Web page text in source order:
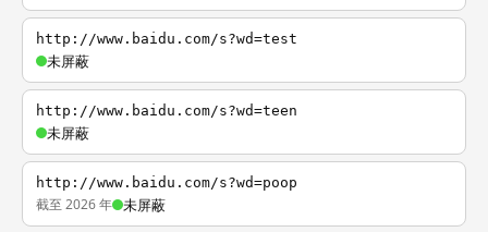
http://www.baidu.com/s?wd=test
未屏蔽
http://www.baidu.com/s?wd=teen
未屏蔽
http://www.baidu.com/s?wd=poop
截至 2026 年 未屏蔽